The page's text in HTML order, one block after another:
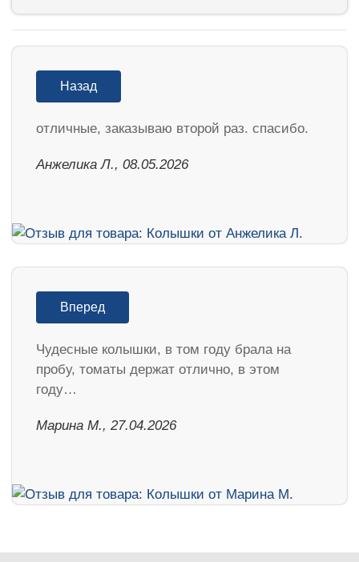
Назад
отличные, заказываю второй раз. спасибо.
Анжелика Л., 08.05.2026
Вперед
Чудесные колышки, в том году брала на
пробу, томаты держат отлично, в этом
году…
Марина М., 27.04.2026